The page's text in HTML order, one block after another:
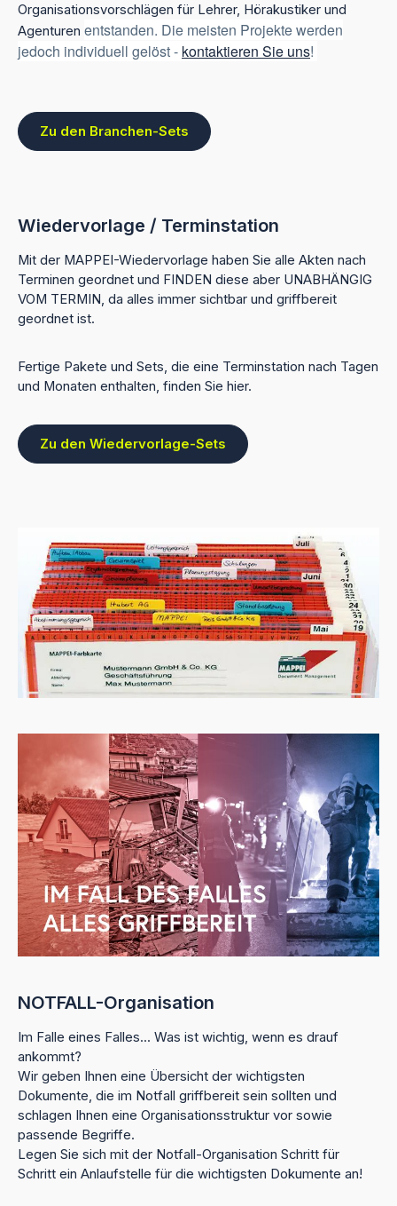
Organisationsvorschlägen für Lehrer, Hörakustiker und
Agenturen entstanden. Die meisten Projekte werden
jedoch individuell gelöst - kontaktieren Sie uns!
Zu den Branchen-Sets
Wiedervorlage / Terminstation
Mit der MAPPEI-Wiedervorlage haben Sie alle Akten nach
Terminen geordnet und FINDEN diese aber UNABHÄNGIG
VOM TERMIN, da alles immer sichtbar und griffbereit
geordnet ist.
Fertige Pakete und Sets, die eine Terminstation nach Tagen
und Monaten enthalten, finden Sie hier.
Zu den Wiedervorlage-Sets
NOTFALL-Organisation
Im Falle eines Falles... Was ist wichtig, wenn es drauf
ankommt?
Wir geben Ihnen eine Übersicht der wichtigsten
Dokumente, die im Notfall griffbereit sein sollten und
schlagen Ihnen eine Organisationsstruktur vor sowie
passende Begriffe.
Legen Sie sich mit der Notfall-Organisation Schritt für
Schritt ein Anlaufstelle für die wichtigsten Dokumente an!